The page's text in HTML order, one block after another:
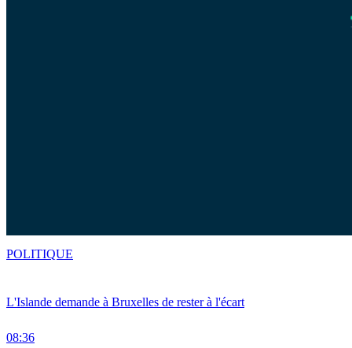
L'Islande demande à Bruxelles de rester à l'écart
08:36
POLITIQUE